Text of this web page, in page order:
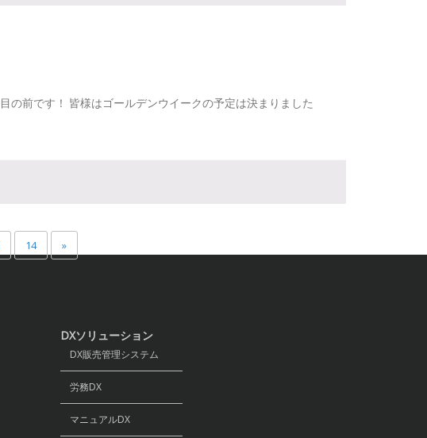
の前です！ 皆様はゴールデンウイークの予定は決まりました
14 »
DXソリューション
DX販売管理システム
労務DX
マニュアルDX